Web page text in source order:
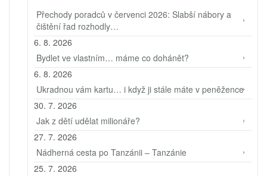
Přechody poradců v červenci 2026: Slabší nábory a
čištění řad rozhodly…
6. 8. 2026
Bydlet ve vlastním… máme co dohánět?
6. 8. 2026
Ukradnou vám kartu… i když ji stále máte v peněžence
30. 7. 2026
Jak z dětí udělat milionáře?
27. 7. 2026
Nádherná cesta po Tanzánii – Tanzánie
25. 7. 2026